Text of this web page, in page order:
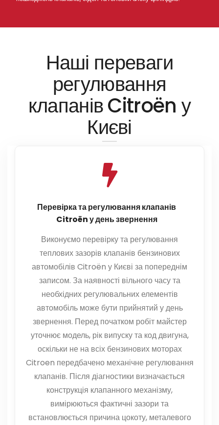
Наші переваги
регулювання
клапанів Citroën у
Києві
Перевірка та регулювання клапанів
Citroën у день звернення
Виконуємо перевірку та регулювання
теплових зазорів клапанів бензинових
автомобілів Citroën у Києві за попереднім
записом. За наявності вільного часу та
необхідних регулювальних елементів
автомобіль може бути прийнятий у день
звернення. Перед початком робіт майстер
уточнює модель, рік випуску та код двигуна,
оскільки не на всіх бензинових моторах
Citroen передбачено механічне регулювання
клапанів. Після діагностики визначається
конструкція клапанного механізму,
вимірюються фактичні зазори та
встановлюється причина цокоту, металевого